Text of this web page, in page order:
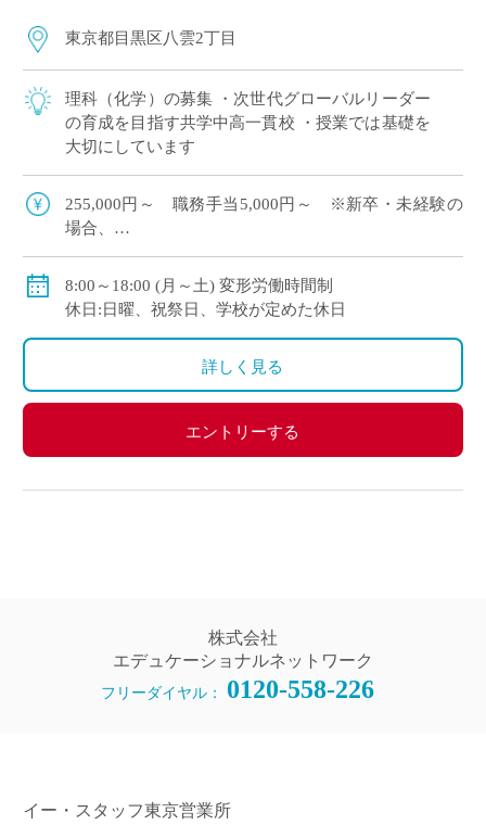
東京都目黒区八雲2丁目
理科（化学）の募集 ・次世代グローバルリーダー
の育成を目指す共学中高一貫校 ・授業では基礎を
大切にしています
255,000円～ 職務手当5,000円～ ※新卒・未経験の
場合、
賞与実績年2回
担任補助、扶養手当あり
私学共済加入、交通費別途支給
8:00～18:00 (月～土) 変形労働時間制
休日:日曜、祝祭日、学校が定めた休日
詳しく見る
エントリーする
株式会社
エデュケーショナルネットワーク
フリーダイヤル： 0120-558-226
イー・スタッフ東京営業所